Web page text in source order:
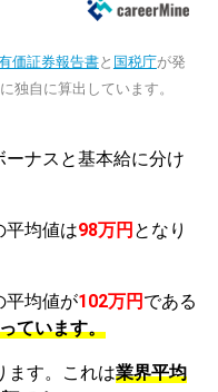
価証券報告書と 国税庁が発
独自に算出しています。
ナスと基本給に分け
平均値は98万円 となり
平均値が102万円 である
ています。
ます。これは業界平均